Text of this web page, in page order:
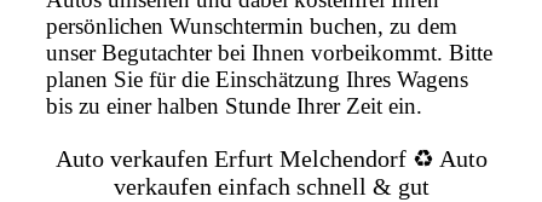
persönlichen Wunschtermin buchen, zu dem
unser Begutachter bei Ihnen vorbeikommt. Bitte
planen Sie für die Einschätzung Ihres Wagens
bis zu einer halben Stunde Ihrer Zeit ein.
Auto verkaufen Erfurt Melchendorf ♻️ Auto
verkaufen einfach schnell & gut